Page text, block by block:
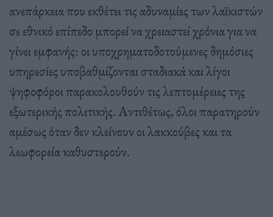
ανεπάρκεια που εκθέτει τις αδυναμίες των λαϊκιστών
σε εθνικό επίπεδο μπορεί να χρειαστεί χρόνια για να
γίνει εμφανής: οι υποχρηματοδοτούμενες δημόσιες
υπηρεσίες υποβαθμίζονται σταδιακά και λίγοι
ψηφοφόροι παρακολουθούν τις λεπτομέρειες της
εξωτερικής πολιτικής. Αντιθέτως, όλοι παρατηρούν
αμέσως όταν δεν κλείνουν οι λακκούβες και τα
λεωφορεία καθυστερούν.